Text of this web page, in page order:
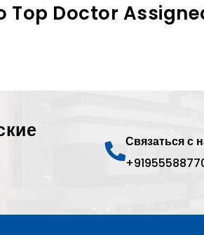
Top Doctor
Связаться с